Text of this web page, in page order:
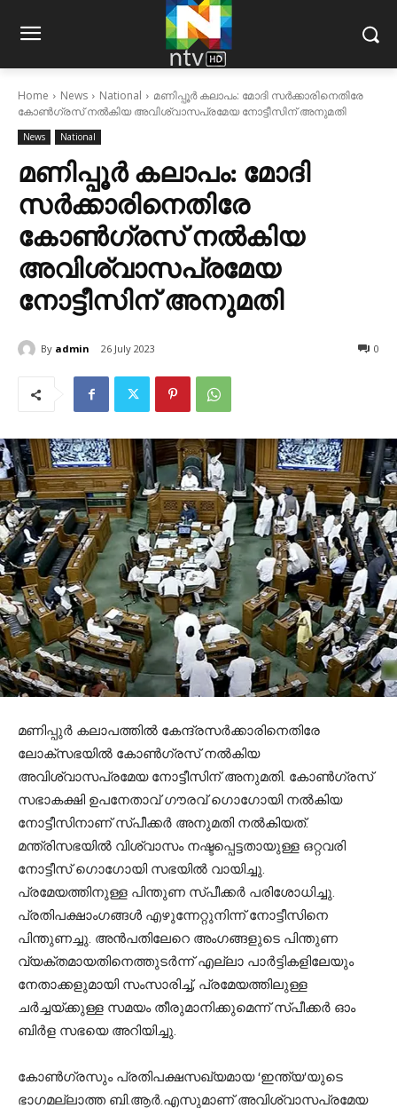
Home News National
മണിപ്പൂര്‍ കലാപം: മോദി സര്‍ക്കാരിനെതിരേ
കോൺഗ്രസ് നൽകിയ അവിശ്വാസപ്രമേയ നോട്ടീസിന് അനുമതി
News National
മണിപ്പൂര്‍ കലാപം: മോദി
സര്‍ക്കാരിനെതിരേ
കോൺഗ്രസ് നൽകിയ
അവിശ്വാസപ്രമേയ
നോട്ടീസിന് അനുമതി
By admin 26 July 2023 0
മണിപ്പുര്‍ കലാപത്തില്‍ കേന്ദ്രസര്‍ക്കാരിനെതിരേ
ലോക്‌സഭയില്‍ കോണ്‍ഗ്രസ് നല്‍കിയ
അവിശ്വാസപ്രമേയ നോട്ടീസിന് അനുമതി. കോണ്‍ഗ്രസ്
സഭാകക്ഷി ഉപനേതാവ് ഗൗരവ് ഗൊഗോയി നല്‍കിയ
നോട്ടീസിനാണ് സ്പീക്കര്‍ അനുമതി നല്‍കിയത്.
മന്ത്രിസഭയില്‍ വിശ്വാസം നഷ്ടപ്പെട്ടതായുള്ള ഒറ്റവരി
നോട്ടീസ് ഗൊഗോയി സഭയില്‍ വായിച്ചു.
പ്രമേയത്തിനുള്ള പിന്തുണ സ്പീക്കര്‍ പരിശോധിച്ചു.
പ്രതിപക്ഷാംഗങ്ങള്‍ എഴുന്നേറ്റുനിന്ന് നോട്ടീസിനെ
പിന്തുണച്ചു. അന്‍പതിലേറെ അംഗങ്ങളുടെ പിന്തുണ
വ്യക്തമായതിനെത്തുടര്‍ന്ന് എല്ലാ പാര്‍ട്ടികളിലേയും
നേതാക്കളുമായി സംസാരിച്ച്, പ്രമേയത്തിലുള്ള
ചര്‍ച്ചയ്ക്കുള്ള സമയം തീരുമാനിക്കുമെന്ന് സ്പീക്കർ ഓം
ബിർള സഭയെ അറിയിച്ചു.
കോണ്‍ഗ്രസും പ്രതിപക്ഷസഖ്യമായ ‘ഇന്ത്യ’യുടെ
ഭാഗമല്ലാത്ത ബി.ആര്‍.എസുമാണ് അവിശ്വാസപ്രമേയ